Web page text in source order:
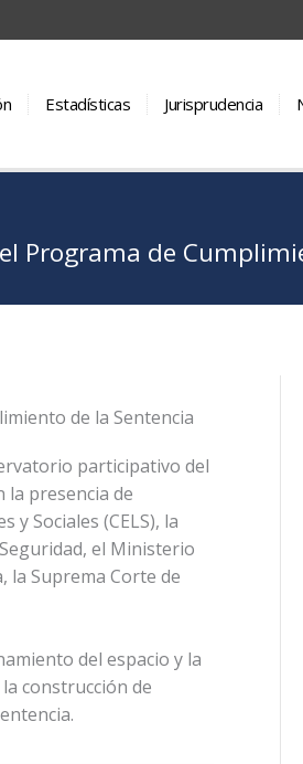
Estadísticas Jurisprudencia
de
de la Sentencia
participativo del
la presencia de
Sociales (CELS), la
el Ministerio
la Suprema Corte de
del espacio y la
construcción de